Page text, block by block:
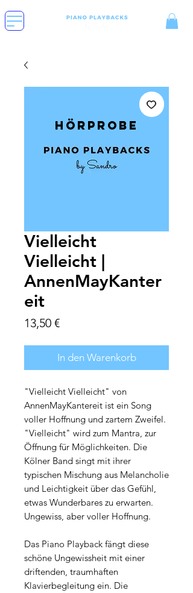
Vielleicht
Vielleicht |
AnnenMayKanter
eit
13,50 €Preis
In den Warenkorb
"Vielleicht Vielleicht" von
AnnenMayKantereit ist ein Song
voller Hoffnung und zartem Zweifel.
"Vielleicht" wird zum Mantra, zur
Öffnung für Möglichkeiten. Die
Kölner Band singt mit ihrer
typischen Mischung aus Melancholie
und Leichtigkeit über das Gefühl,
etwas Wunderbares zu erwarten.
Ungewiss, aber voller Hoffnung.
Das Piano Playback fängt diese
schöne Ungewissheit mit einer
driftenden, traumhaften
Klavierbegleitung ein. Die
Hörprobe